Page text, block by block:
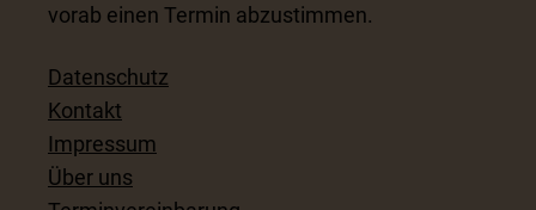
vorab einen Termin abzustimmen.
Datenschutz
Kontakt
Impressum
Über uns